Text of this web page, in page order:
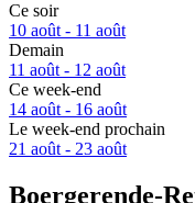
Ce soir
10 août - 11 août
Demain
11 août - 12 août
Ce week-end
14 août - 16 août
Le week-end prochain
21 août - 23 août
Boergerende-